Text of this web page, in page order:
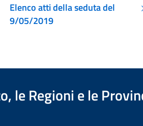
Elenco atti della seduta del
9/05/2019
le Regioni e le